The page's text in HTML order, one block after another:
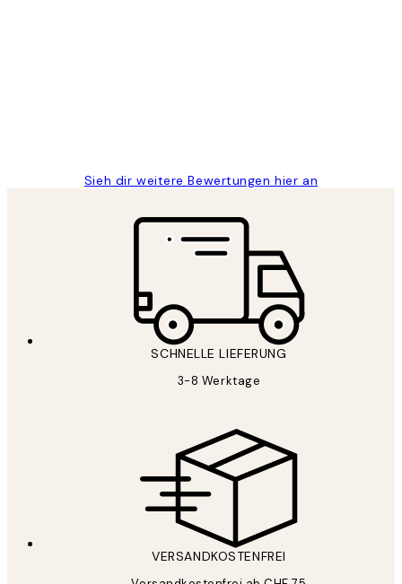
Sieh dir weitere Bewertungen hier an
SCHNELLE LIEFERUNG
3-8 Werktage
VERSANDKOSTENFREI